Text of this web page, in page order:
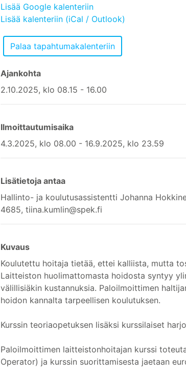
Lisää Google kalenteriin
Lisää kalenteriin (iCal / Outlook)
Ajankohta
2.10.2025, klo 08.15 - 16.00
Ilmoittautumisaika
4.3.2025, klo 08.00 - 16.9.2025, klo 23.59
Lisätietoja antaa
Hallinto- ja koulutusassistentti Johanna
4685, tiina.kumlin@spek.fi
Kuvaus
Koulutettu hoitaja tietää, ettei kalliista, mutta
Laitteiston huolimattomasta hoidosta syntyy
välillisiäkin kustannuksia. Paloilmoittimen
hoidon kannalta tarpeellisen koulutuksen.
Kurssin teoriaopetuksen lisäksi kurssilaiset
Paloilmoittimen laitteistonhoitajan kurssi
Operator) ja kurssin suorittamisesta jaetaan